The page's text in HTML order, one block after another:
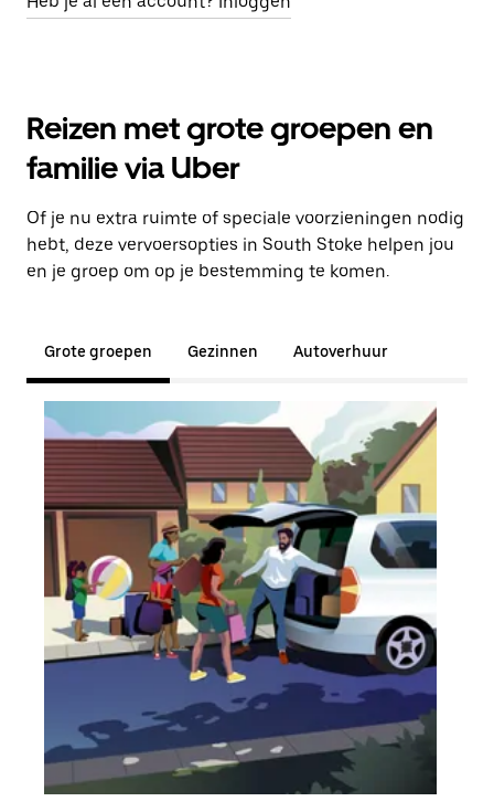
Reizen met grote groepen en
familie via Uber
Of je nu extra ruimte of speciale voorzieningen nodig
hebt, deze vervoersopties in South Stoke helpen jou
en je groep om op je bestemming te komen.
Grote groepen Gezinnen Autoverhuur